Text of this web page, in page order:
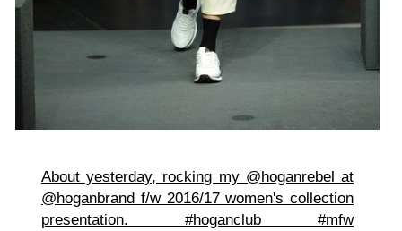
About yesterday, rocking my @hoganrebel at
@hoganbrand f/w 2016/17 women's collection
presentation. #hoganclub #mfw